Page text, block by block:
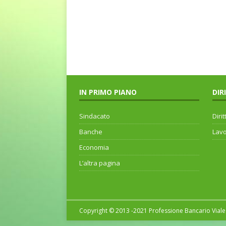
IN PRIMO PIANO
Sindacato
Banche
Economia
L’altra pagina
Copyright © 2013 -2021 Professione Bancario